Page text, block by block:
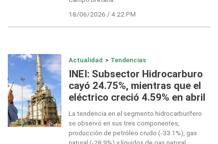
18/06/2026 / 4:22 PM
Actualidad > Tendencias
INEI: Subsector Hidrocarburo
cayó 24.75%, mientras que el
eléctrico creció 4.59% en abril
La tendencia en el segmento hidrocarburífero
se observó en sus tres componentes,
producción de petróleo crudo (-33.1%), gas
natural (-28.9%) y líquidos de gas natural